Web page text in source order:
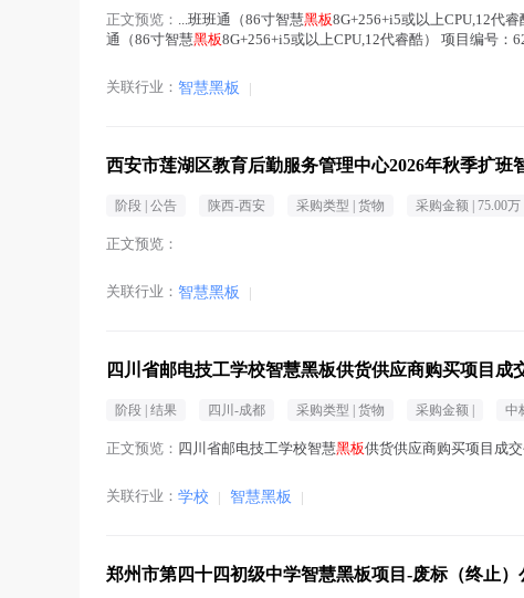
正文预览： ...班班通（86寸智慧黑板8G+256+i5或以上CPU,12代
通（86寸智慧黑板8G+256+i5或以上CPU,12代睿酷） 项目编号：
关联行业： 智慧黑板 |
西安市莲湖区教育后勤服务管理中心2026年秋季扩班
阶段 | 公告 陕西-西安 采购类型 | 货物 采购金额 | 75.00万
正文预览：
关联行业： 智慧黑板 |
四川省邮电技工学校智慧黑板供货供应商购买项目成
阶段 | 结果 四川-成都 采购类型 | 货物 采购金额 | 中
正文预览： 四川省邮电技工学校智慧黑板供货供应商购买项目成
关联行业： 学校 | 智慧黑板 |
郑州市第四十四初级中学智慧黑板项目-废标（终止）